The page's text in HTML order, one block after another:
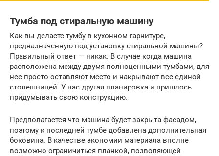
Тумба под стиральную машину
Как вы делаете тумбу в кухонном гарнитуре,
предназначенную под установку стиральной машины?
Правильный ответ — никак. В случае когда машина
расположена между двумя полноценными тумбами, для
нее просто оставляют место и накрывают все единой
столешницей. У нас другая планировка и пришлось
придумывать свою конструкцию.
Предполагается что машина будет закрыта фасадом,
поэтому к последней тумбе добавлена дополнительная
боковина. В качестве экономии материала вполне
возможно ограничиться планкой, позволяющей